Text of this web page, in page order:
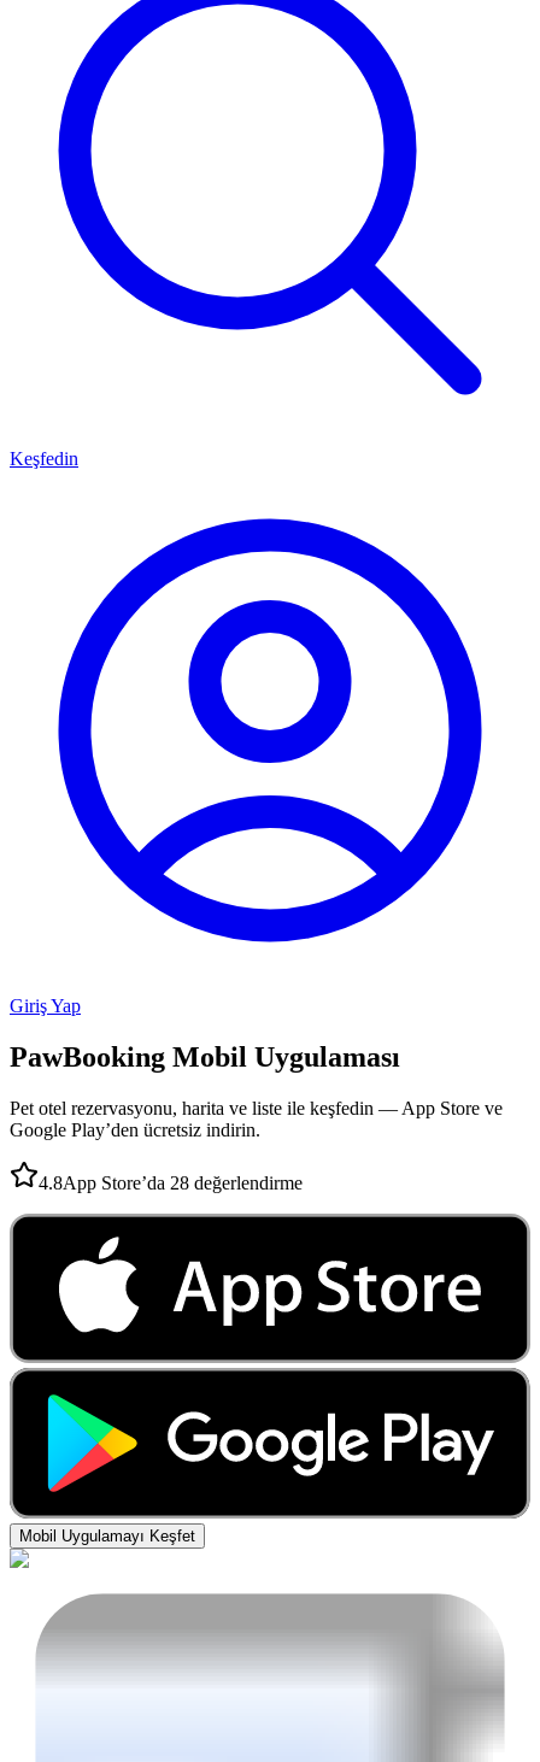
Keşfedin
Giriş Yap
PawBooking Mobil Uygulaması
Pet otel rezervasyonu, harita ve liste ile keşfedin — App Store ve
Google Play’den ücretsiz indirin.
4.8App Store’da 28 değerlendirme
Mobil Uygulamayı Keşfet